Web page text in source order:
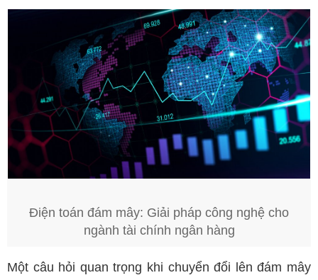
Điện toán đám mây: Giải pháp công nghệ cho
ngành tài chính ngân hàng
Một câu hỏi quan trọng khi chuyển đổi lên đám mây